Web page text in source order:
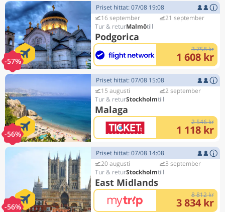
-57%
Priset hittat: 07/08 19:08
16 september
Malmö
Podgorica
21 september
3 758 kr
1 608 kr
-56%
Priset hittat: 07/08 15:08
15 augusti
Stockholm
Malaga
2 september
2 546 kr
1 118 kr
-56%
Priset hittat: 07/08 14:08
20 augusti
Stockholm
East Midlands
3 september
8 812 kr
3 834 kr